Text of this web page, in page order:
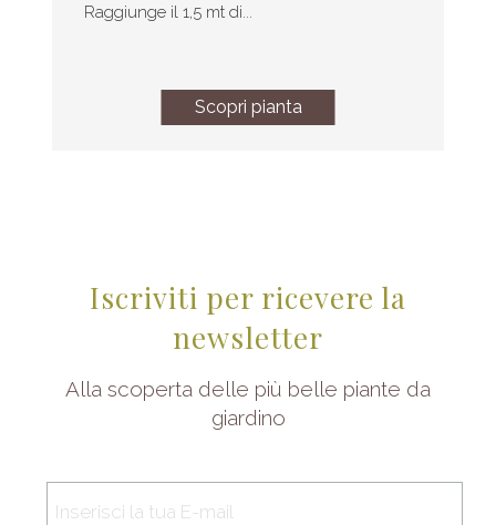
Raggiunge il 1,5 mt di...
Scopri pianta
Iscriviti per ricevere la
newsletter
Alla scoperta delle più belle piante da
giardino